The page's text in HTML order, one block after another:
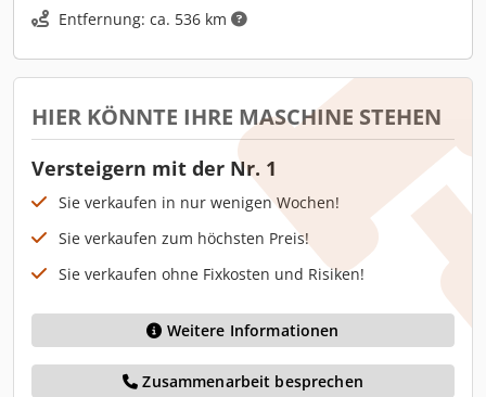
Entfernung: ca. 536 km
HIER KÖNNTE IHRE MASCHINE STEHEN
Versteigern mit der Nr. 1
Sie verkaufen in nur wenigen Wochen!
Sie verkaufen zum höchsten Preis!
Sie verkaufen ohne Fixkosten und Risiken!
Weitere Informationen
Zusammenarbeit besprechen